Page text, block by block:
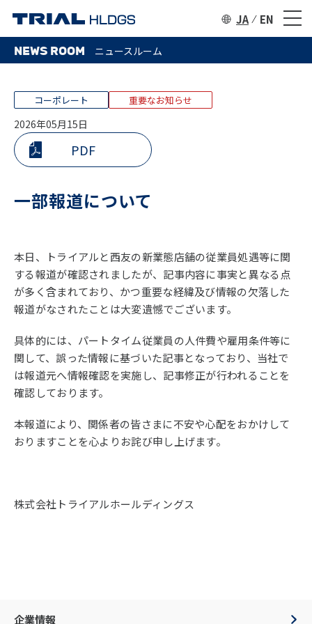
JA EN
NEWS ROOM ニュースルーム
コーポレート 重要なお知らせ
2026年05月15日
PDF
一部報道について
本日、トライアルと西友の新業態店舗の従業員処遇等に関
する報道が確認されましたが、記事内容に事実と異なる点
が多く含まれており、かつ重要な経緯及び情報の欠落した
報道がなされたことは大変遺憾でございます。
具体的には、パートタイム従業員の人件費や雇用条件等に
関して、誤った情報に基づいた記事となっており、当社で
は報道元へ情報確認を実施し、記事修正が行われることを
確認しております。
本報道により、関係者の皆さまに不安や心配をおかけして
おりますことを心よりお詫び申し上げます。
株式会社トライアルホールディングス
企業情報